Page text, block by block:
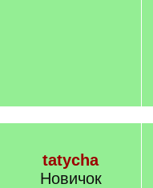
tatycha
Новичок